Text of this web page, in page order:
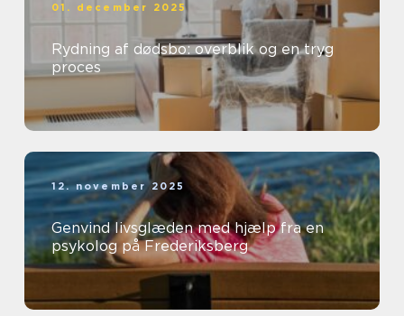
01. december 2025
Rydning af dødsbo: overblik og en tryg
proces
12. november 2025
Genvind livsglæden med hjælp fra en
psykolog på Frederiksberg